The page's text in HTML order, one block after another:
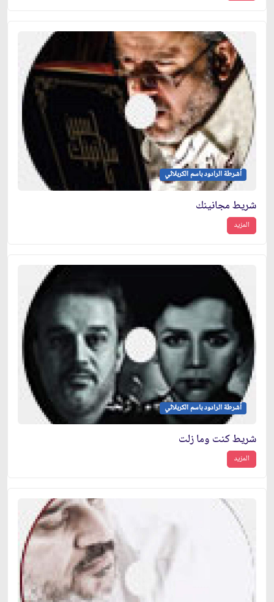
أشرطة الرادود باسم الكربلائي
شريط مجانينك
المزيد
أشرطة الرادود باسم الكربلائي
شريط كنت وما زلت
المزيد